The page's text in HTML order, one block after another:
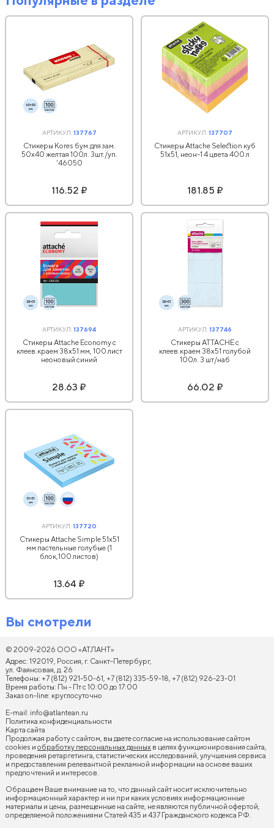
АРТИКУЛ:137767
Стикеры Kores бум.для зам.
50х40 желтая 100л. 3шт./уп.
'46050
116.52 ₽
АРТИКУЛ:137707
Стикеры Attache Selection куб
51х51, неон-1 4 цвета 400 л
181.85 ₽
АРТИКУЛ:137694
Стикеры Attache Economy с
клеев.краем 38x51 мм, 100 лист
неоновый синий
28.63 ₽
АРТИКУЛ:137746
Стикеры ATTACHE с
клеев.краем 38х51 голубой
100л. 3 шт/наб
66.02 ₽
АРТИКУЛ:137720
Стикеры Attache Simple 51х51
мм пастельные голубые (1
блок,100 листов)
13.64 ₽
Вы смотрели
© 2009-2026 ООО «АТЛАНТ»
Адрес: 192019, Россия, г. Санкт-Петербург,
ул. Фаянсовая, д. 26
Телефоны: +7 (812) 921-50-61, +7 (812) 335-59-18, +7 (812) 926-23-01
Время работы: Пн - Пт с 10:00 до 17:00
Заказ on-line: круглосуточно
E-mail: info@atlantean.ru
Политика конфиденциальности
Карта сайта
Продолжая работу с сайтом, вы даете согласие на использование сайтом
cookies и обработку персональных данных в целях функционирования сайта,
проведения ретаргетинга, статистических исследований, улучшения сервиса
и предоставления релевантной рекламной информации на основе ваших
предпочтений и интересов.
Обращаем Ваше внимание на то, что данный сайт носит исключительно
информационный характер и ни при каких условиях информационные
материалы и цены, размещенные на сайте, не являются публичной офертой,
определяемой положениями Статей 435 и 437 Гражданского кодекса РФ.